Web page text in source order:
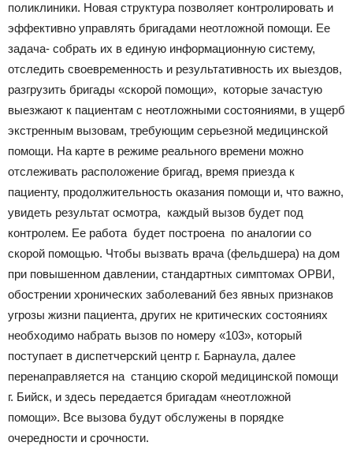
поликлиники. Новая структура позволяет контролировать и
эффективно управлять бригадами неотложной помощи. Ее
задача- собрать их в единую информационную систему,
отследить своевременность и результативность их выездов,
разгрузить бригады «скорой помощи», которые зачастую
выезжают к пациентам с неотложными состояниями, в ущерб
экстренным вызовам, требующим серьезной медицинской
помощи. На карте в режиме реального времени можно
отслеживать расположение бригад, время приезда к
пациенту, продолжительность оказания помощи и, что важно,
увидеть результат осмотра, каждый вызов будет под
контролем. Ее работа будет построена по аналогии со
скорой помощью. Чтобы вызвать врача (фельдшера) на дом
при повышенном давлении, стандартных симптомах ОРВИ,
обострении хронических заболеваний без явных признаков
угрозы жизни пациента, других не критических состояниях
необходимо набрать вызов по номеру «103», который
поступает в диспетчерский центр г. Барнаула, далее
перенаправляется на станцию скорой медицинской помощи
г. Бийск, и здесь передается бригадам «неотложной
помощи». Все вызова будут обслужены в порядке
очередности и срочности.